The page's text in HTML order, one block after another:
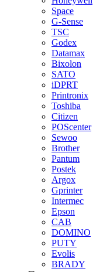
Space
G-Sense
TSC
Godex
Datamax
Bixolon
SATO
iDPRT
Printronix
Toshiba
Citizen
POScenter
Sewoo
Brother
Pantum
Postek
Argox
Gprinter
Intermec
Epson
CAB
DOMINO
PUTY
Evolis
BRADY